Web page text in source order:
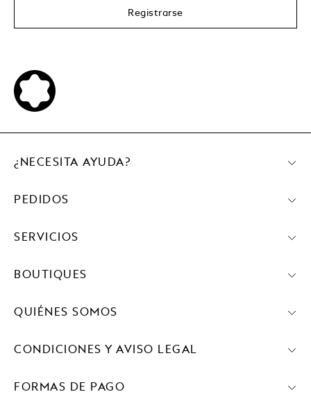
Registrarse
FORMAS DE PAGO
¿NECESITA AYUDA?
PEDIDOS
SERVICIOS
BOUTIQUES
QUIÉNES SOMOS
CONDICIONES Y AVISO LEGAL